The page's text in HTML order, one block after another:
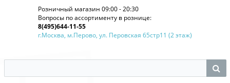
Розничный магазин 09:00 - 20:30
Вопросы по ассортименту в рознице:
8(495)644-11-55
г.Москва, м.Перово, ул. Перовская 65стр11 (2 этаж)